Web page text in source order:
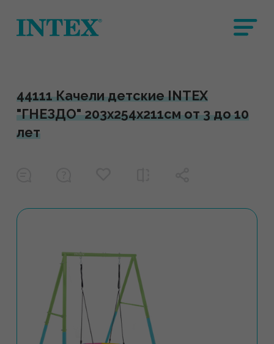
44111 Качели детские INTEX
"ГНЕЗДО" 203х254х211см от 3 до 10
лет